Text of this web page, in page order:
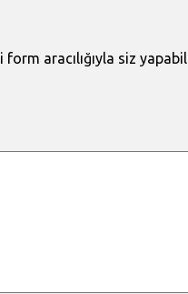
form aracılığıyla siz